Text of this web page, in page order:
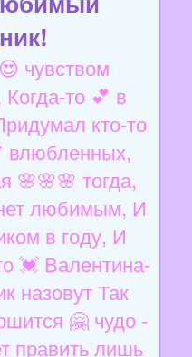
чувством
то 💕 в
кто-то
влюбленных,
🌸🌸🌸 тогда,
любимым, И
в году, И
💓 Валентина-
назовут Так
🤗 чудо -
править лишь